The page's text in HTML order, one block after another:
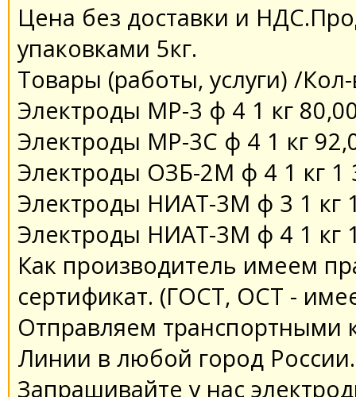
Цена без доставки и
упаковками 5кг.
Товары (работы, услуги) /
Электроды МР-3 ф 4 1 кг
Электроды МР-3С ф 4 1 кг
Электроды ОЗБ-2М ф 4 1 кг 1
Электроды НИАТ-3М ф 3 1 кг
Электроды НИАТ-3М ф 4 1 кг
Как производитель имеем
сертификат. (ГОСТ, ОСТ -
Отправляем
Линии в любой город
Запрашивайте у нас